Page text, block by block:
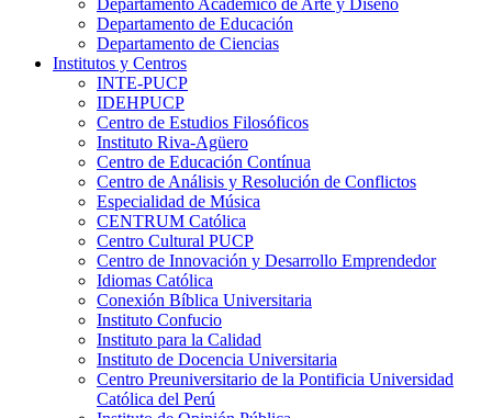
Departamento Académico de Arte y Diseño
Departamento de Educación
Departamento de Ciencias
Institutos y Centros
INTE-PUCP
IDEHPUCP
Centro de Estudios Filosóficos
Instituto Riva-Agüero
Centro de Educación Contínua
Centro de Análisis y Resolución de Conflictos
Especialidad de Música
CENTRUM Católica
Centro Cultural PUCP
Centro de Innovación y Desarrollo Emprendedor
Idiomas Católica
Conexión Bíblica Universitaria
Instituto Confucio
Instituto para la Calidad
Instituto de Docencia Universitaria
Centro Preuniversitario de la Pontificia Universidad
Católica del Perú